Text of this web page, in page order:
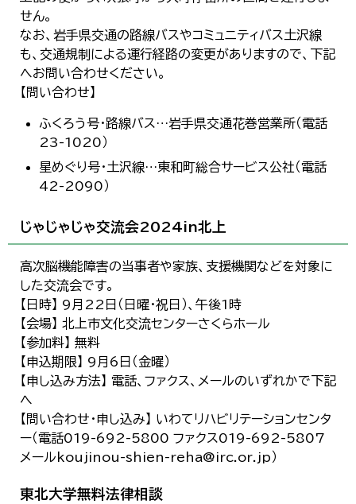
せん。
なお、岩手県交通の路線バスやコミュニティバス土沢線
も、交通規制による運行経路の変更がありますので、下記
へお問い合わせください。
【問い合わせ】
ふくろう号・路線バス…岩手県交通花巻営業所（電話
23-1020）
星めぐり号・土沢線…東和町総合サービス公社（電話
42-2090）
じゃじゃじゃ交流会2024in北上
高次脳機能障害の当事者や家族、支援機関などを対象に
した交流会です。
【日時】 9月22日（日曜・祝日）、午後1時
【会場】 北上市文化交流センターさくらホール
【参加料】 無料
【申込期限】 9月6日（金曜）
【申し込み方法】 電話、ファクス、メールのいずれかで下記
へ
【問い合わせ・申し込み】 いわてリハビリテーションセンタ
ー（電話019-692-5800 ファクス019-692-5807
メールkoujinou-shien-reha@irc.or.jp）
東北大学無料法律相談